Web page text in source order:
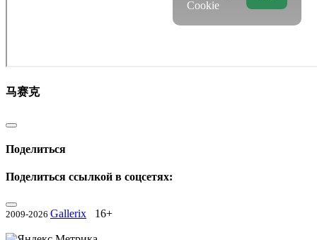
马赛克
Поделиться
Поделиться ссылкой в соцсетях:
2009-2026 Gallerix 16+
Cookie